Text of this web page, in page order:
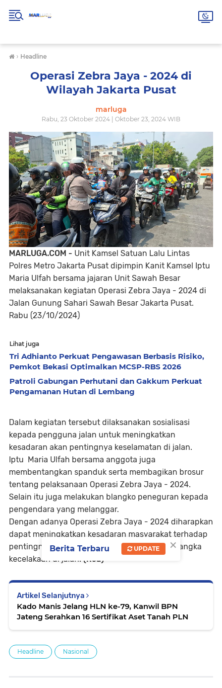
› Headline
Operasi Zebra Jaya - 2024 di
Wilayah Jakarta Pusat
marluga
Rabu, 23 Oktober 2024 | Oktober 23, 2024 WIB
MARLUGA.COM - Unit Kamsel Satuan Lalu Lintas
Polres Metro Jakarta Pusat dipimpin Kanit Kamsel Iptu
Maria Ulfah bersama jajaran Unit Sawah Besar
melaksanakan kegiatan Operasi Zebra Jaya - 2024 di
Jalan Gunung Sahari Sawah Besar Jakarta Pusat.
Rabu (23/10/2024)
Lihat juga
Tri Adhianto Perkuat Pengawasan Berbasis Risiko,
Pemkot Bekasi Optimalkan MCSP-RBS 2026
Patroli Gabungan Perhutani dan Gakkum Perkuat
Pengamanan Hutan di Lembang
Dalam kegiatan tersebut dilaksanakan sosialisasi
kepada pengguna jalan untuk meningkatkan
kesadaran akan pentingnya keselamatan di jalan.
Iptu Maria Ulfah bersama anggota juga
membentangkan spanduk serta membagikan brosur
tentang pelaksanaan Operasi Zebra Jaya - 2024.
Selain itu juga melakukan blangko peneguran kepada
pengendara yang melanggar.
Dengan adanya Operasi Zebra Jaya - 2024 diharapkan
dapat meningkatkan kesadaran masyarakat terhadap
pentingnya tertib berlalu lintas dan menekan angka
kecelakaan di jalan. (Red)
Artikel Selanjutnya
Kado Manis Jelang HLN ke-79, Kanwil BPN
Jateng Serahkan 16 Sertifikat Aset Tanah PLN
Headline Nasional
×
Berita Terbaru UPDATE